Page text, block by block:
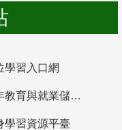
學習入口網
青年教育與就業儲蓄帳戶
學習資源平臺